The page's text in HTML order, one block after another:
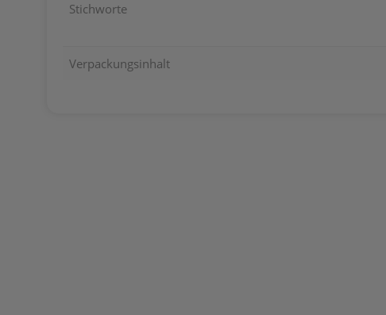
Stichworte
Verpackungsinhalt